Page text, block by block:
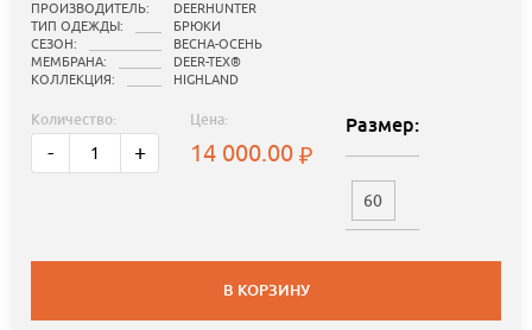
ПРОИЗВОДИТЕЛЬ:
DEERHUNTER
ТИП ОДЕЖДЫ:
БРЮКИ
СЕЗОН:
ВЕСНА-ОСЕНЬ
МЕМБРАНА:
DEER-TEX®
КОЛЛЕКЦИЯ:
HIGHLAND
Количество:
- +
Цена:
14 000.00
Размер:
60
В КОРЗИНУ